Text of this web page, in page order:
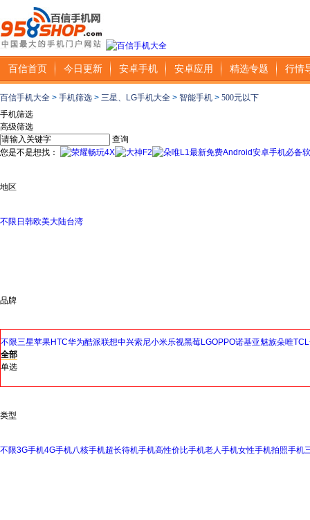
百信首页 今日更新 安卓手机 安卓应用 精选专题 行情
百信手机大全 > 手机筛选 > 三星、LG手机大全 > 智能手机 > 500元以下
手机筛选
高级筛选
查询
您是不是想找：
最新免费Android安卓手机必备
地区
不限 日韩欧美大陆台湾
品牌
不限三星苹果HTC华为酷派联想中兴索尼小米乐视黑莓LGOPPO诺基亚魅族朵唯TCL
全部
单选
类型
不限3G手机4G手机八核手机超长待机手机高性价比手机老人手机女性手机拍照手机